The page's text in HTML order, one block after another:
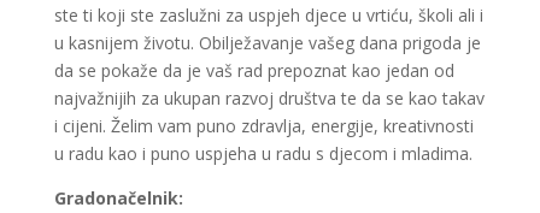
ste ti koji ste zaslužni za uspjeh djece u vrtiću, školi ali i
u kasnijem životu. Obilježavanje vašeg dana prigoda je
da se pokaže da je vaš rad prepoznat kao jedan od
najvažnijih za ukupan razvoj društva te da se kao takav
i cijeni. Želim vam puno zdravlja, energije, kreativnosti
u radu kao i puno uspjeha u radu s djecom i mladima.
Gradonačelnik: